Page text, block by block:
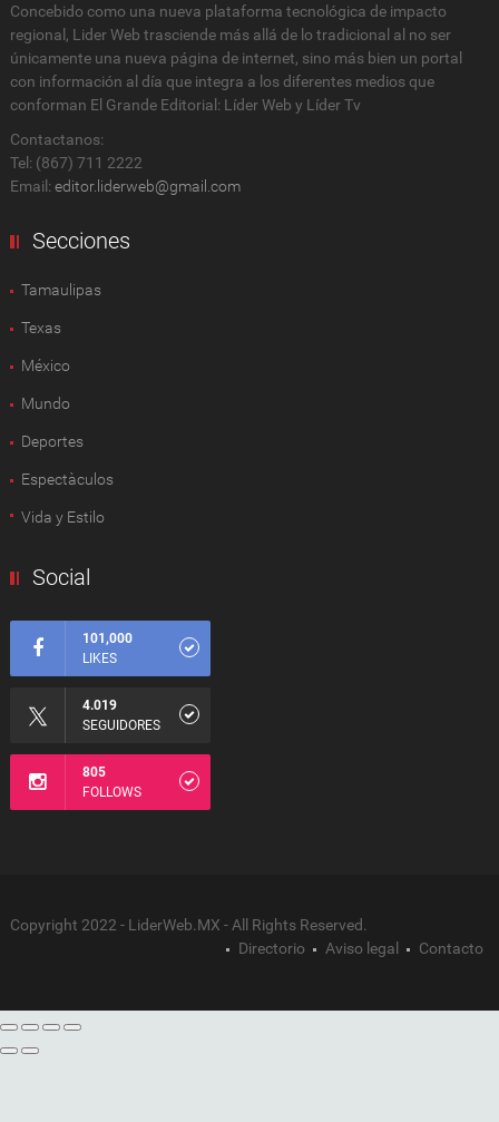
Concebido como una nueva plataforma tecnológica de impacto
regional, Lider Web trasciende más allá de lo tradicional al no ser
únicamente una nueva página de internet, sino más bien un portal
con información al día que integra a los diferentes medios que
conforman El Grande Editorial: Líder Web y Líder Tv
Contactanos:
Tel: (867) 711 2222
Email: editor.liderweb@gmail.com
Secciones
Tamaulipas
Texas
México
Mundo
Deportes
Espectàculos
Vida y Estilo
Social
101,000
LIKES
4.019
SEGUIDORES
805
FOLLOWS
Copyright 2022 - LiderWeb.MX - All Rights Reserved.
Directorio
Aviso legal Contacto